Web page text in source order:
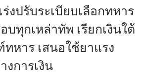
งปรับระเบียบเลือกทหาร
ทุกเหล่าทัพ เรียกเงินใต้
หาร เสนอใช้ยาแรง
งการเงิน